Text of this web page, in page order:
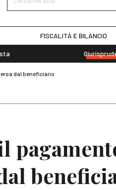
FISCALITÀ E BILANCIO
dal beneficiario